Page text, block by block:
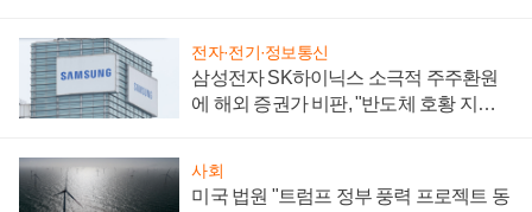
전자·전기·정보통신
삼성전자 SK하이닉스 소극적 주주환원
에 해외 증권가 비판, "반도체 호황 지속
사회
미국 법원 "트럼프 정부 풍력 프로젝트 동